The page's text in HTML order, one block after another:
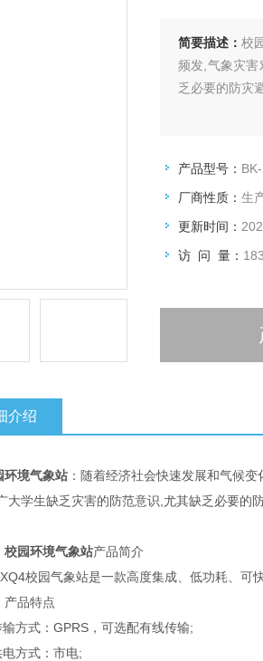
简要描述： 校
频发,气象灾害
乏必要的防灾
产品型号：
厂商性质： 生
更新时间：
访 问 量：
介绍
环境气象站 ：随着经济社会快速发展和气候
大学生缺乏灾害的防范意识,尤其缺乏必要的防
校园环境气象站产品简介
校园气象站是一款高度集成、低功耗、可快
品特点
式：GPRS，可选配有线传输;
方式：市电;